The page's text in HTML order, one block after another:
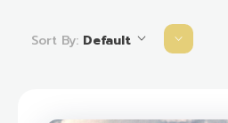
Sort By: Default